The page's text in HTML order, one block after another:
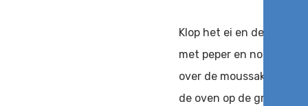
Klop het ei en de
met peper en
over de moussaka en
de oven op de